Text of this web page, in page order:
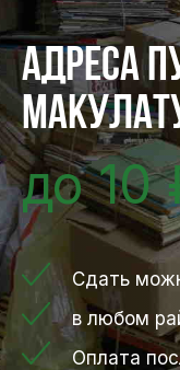
Адреса
до 10
Сдать
в любом
Оплата